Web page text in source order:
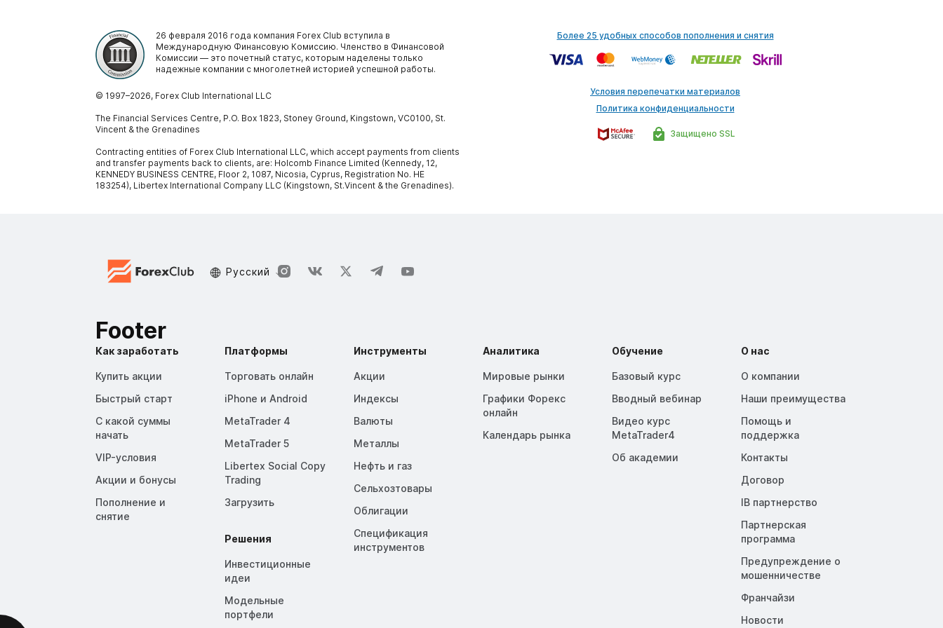
26 февраля 2016 года компания Forex Club вступила в
Международную Финансовую Комиссию. Членство в Финансовой
Комиссии — это почетный статус, которым наделены только
надежные компании с многолетней историей успешной работы.
© 1997–2026, Forex Club International LLC
The Financial Services Centre, P.O. Box 1823, Stoney Ground, Kingstown, VC0100, St.
Vincent & the Grenadines
Contracting entities of Forex Club International LLC, which accept payments from clients
and transfer payments back to clients, are: Holcomb Finance Limited (Kennedy, 12,
KENNEDY BUSINESS CENTRE, Floor 2, 1087, Nicosia, Cyprus, Registration No. HE
183254), Libertex International Company LLC (Kingstown, St.Vincent & the Grenadines).
Более 25 удобных способов пополнения и снятия
Защищено SSL
Условия перепечатки материалов
Политика конфиденциальности
Русский
Footer
Как заработать
Купить акции
Быстрый старт
С какой суммы
начать
VIP-условия
Акции и бонусы
Пополнение и
снятие
Платформы
Торговать онлайн
iPhone и Android
MetaTrader 4
MetaTrader 5
Libertex Social Copy
Trading
Загрузить
Решения
Инвестиционные
идеи
Модельные
портфели
Инструменты
Акции
Индексы
Валюты
Металлы
Нефть и газ
Сельхозтовары
Облигации
Спецификация
инструментов
Аналитика
Мировые рынки
Графики Форекс
онлайн
Календарь рынка
Обучение
Базовый курс
Вводный вебинар
Видео курс
MetaTrader4
Об академии
О нас
О компании
Наши преимущества
Помощь и
поддержка
Контакты
Договор
IB партнерство
Партнерская
программа
Предупреждение о
мошенничестве
Франчайзи
Новости